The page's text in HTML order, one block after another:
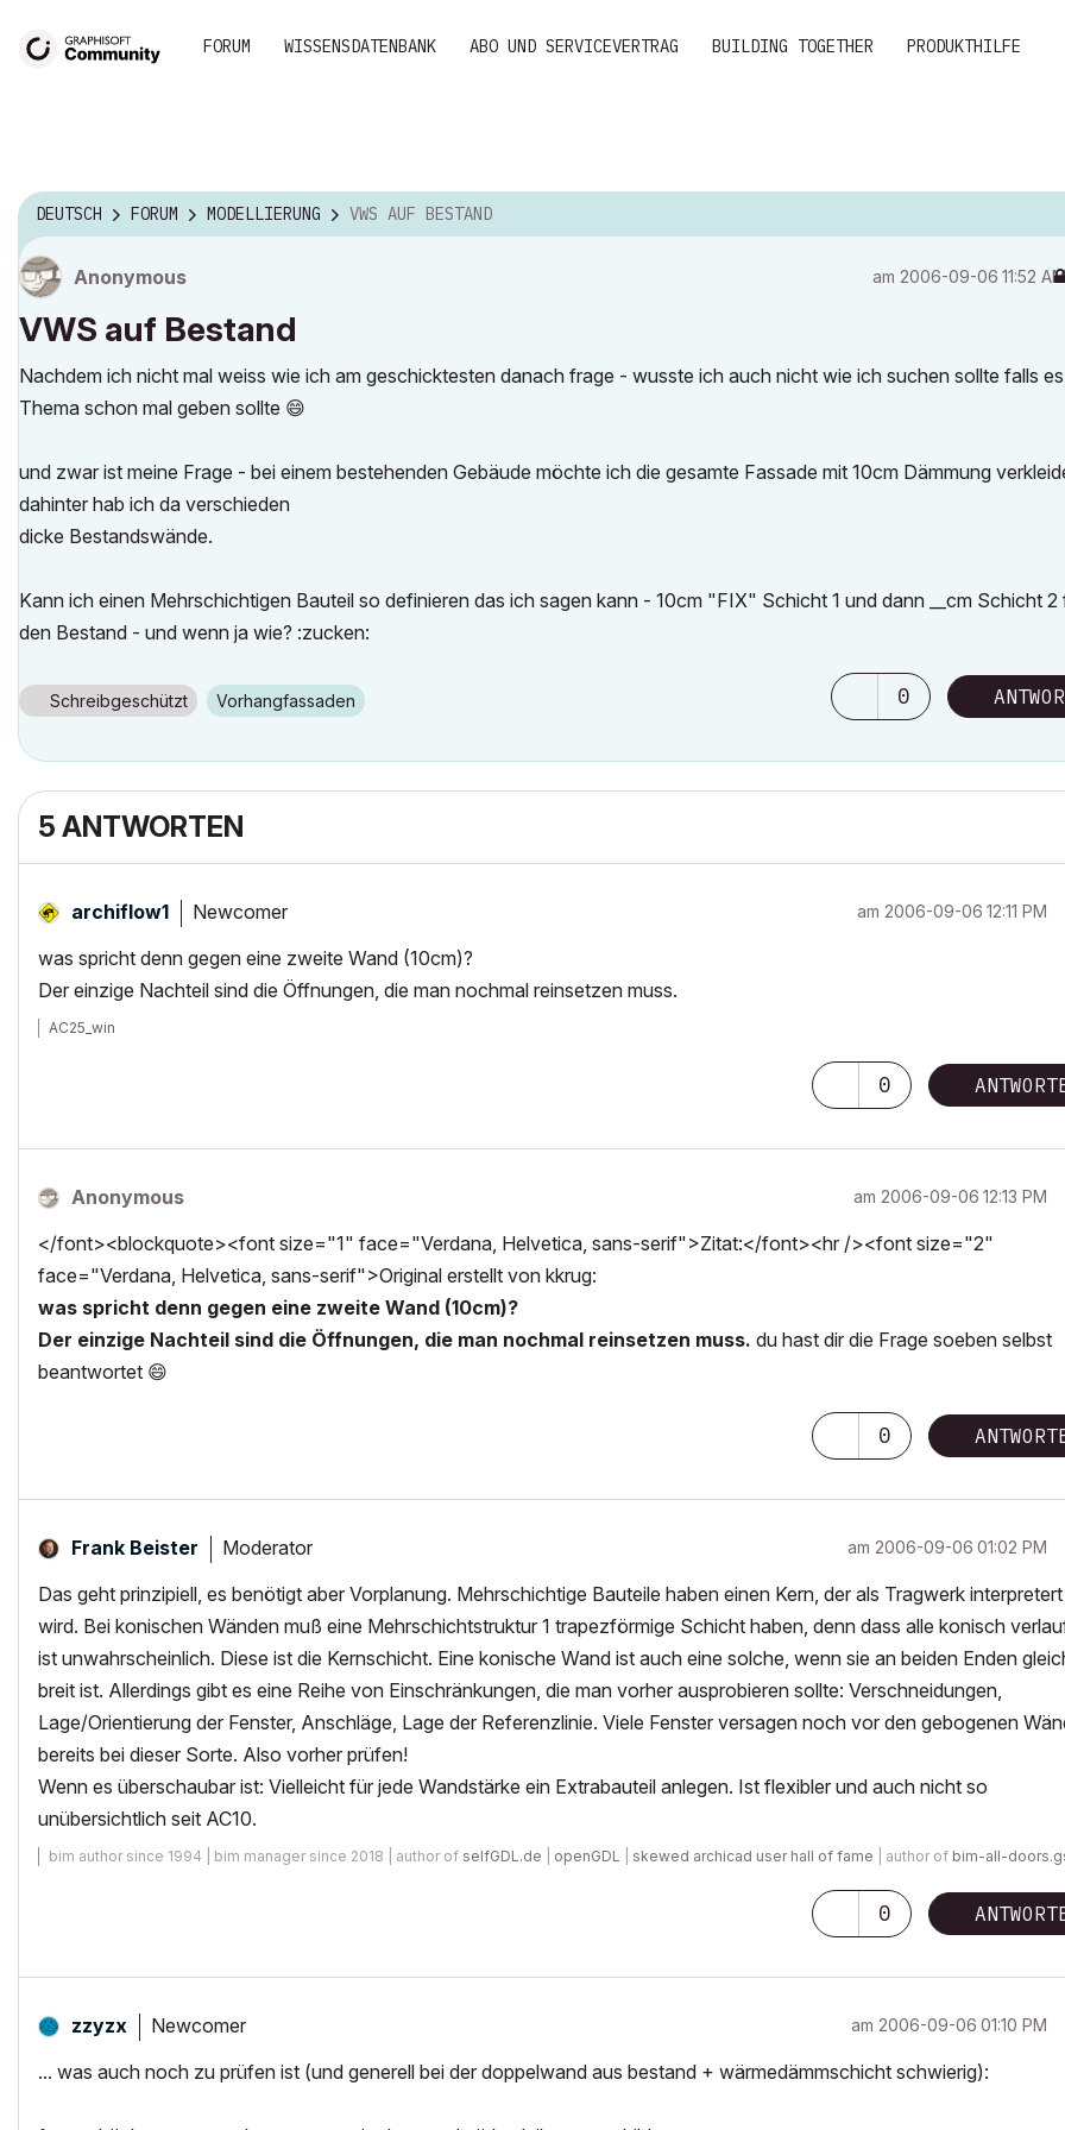
FORUM WISSENSDATENBANK ABO UND SERVICEVERTRAG BUILDING TOGETHER PRODUKTHILFE
DEUTSCH FORUM MODELLIERUNG VWS AUF BESTAND
Anonymous am ‎2006-09-06 11:52 AM
VWS auf Bestand
Nachdem ich nicht mal weiss wie ich am geschicktesten danach frage - wusste ich auch nicht wie ich suchen sollte falls
Thema schon mal geben sollte 😄
und zwar ist meine Frage - bei einem bestehenden Gebäude möchte ich die gesamte Fassade mit 10cm Dämmung
dahinter hab ich da verschieden
dicke Bestandswände.
Kann ich einen Mehrschichtigen Bauteil so definieren das ich sagen kann - 10cm "FIX" Schicht 1 und dann __cm Schicht 2
den Bestand - und wenn ja wie? :zucken:
Schreibgeschützt Vorhangfassaden 0
5 ANTWORTEN
archiflow1 Newcomer am ‎2006-09-06 12:11 PM
was spricht denn gegen eine zweite Wand (10cm)?
Der einzige Nachteil sind die Öffnungen, die man nochmal reinsetzen muss.
AC25_win
0
Anonymous am ‎2006-09-06 12:13 PM
</font><blockquote><font size="1" face="Verdana, Helvetica, sans-serif">Zitat:</font><hr /><font size="2"
face="Verdana, Helvetica, sans-serif">Original erstellt von kkrug:
was spricht denn gegen eine zweite Wand (10cm)?
Der einzige Nachteil sind die Öffnungen, die man nochmal reinsetzen muss. du hast dir die Frage soeben selbst
beantwortet 😄
0
Frank Beister Moderator am ‎2006-09-06 01:02 PM
Das geht prinzipiell, es benötigt aber Vorplanung. Mehrschichtige Bauteile haben einen Kern, der als Tragwerk interpretert
wird. Bei konischen Wänden muß eine Mehrschichtstruktur 1 trapezförmige Schicht haben, denn dass alle konisch
ist unwahrscheinlich. Diese ist die Kernschicht. Eine konische Wand ist auch eine solche, wenn sie an beiden Enden
breit ist. Allerdings gibt es eine Reihe von Einschränkungen, die man vorher ausprobieren sollte: Verschneidungen,
Lage/Orientierung der Fenster, Anschläge, Lage der Referenzlinie. Viele Fenster versagen noch vor den gebogenen
bereits bei dieser Sorte. Also vorher prüfen!
Wenn es überschaubar ist: Vielleicht für jede Wandstärke ein Extrabauteil anlegen. Ist flexibler und auch nicht so
unübersichtlich seit AC10.
bim author since 1994 | bim manager since 2018 | author of selfGDL.de openGDL skewed archicad user hall of fame | author of bim-all-
0
zzyzx Newcomer am ‎2006-09-06 01:10 PM
... was auch noch zu prüfen ist (und generell bei der doppelwand aus bestand + wärmedämmschicht schwierig):